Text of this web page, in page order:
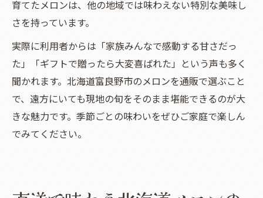
育てたメロンは、他の地域では味わえない特別な美味し
さを持っています。
実際に利用者からは「家族みんなで感動する甘さだっ
た」「ギフトで贈ったら大変喜ばれた」という声も多く
聞かれます。北海道富良野市のメロンを通販で選ぶこと
で、遠方にいても現地の旬をそのまま堪能できるのが大
きな魅力です。季節ごとの味わいをぜひご家庭で楽しん
でみてください。